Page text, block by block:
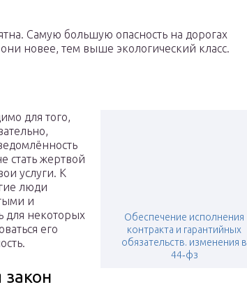
Самую большую опасность на дорогах
новее, тем выше экологический класс.
Обеспечение исполнения
контракта и гарантийных
обязательств. изменения в
44‑фз
для того,
стать жертвой
услуги. К
люди
и
для некоторых
его
закон